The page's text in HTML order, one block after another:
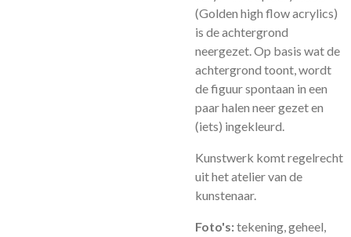
(Golden high flow acrylics)
is de achtergrond
neergezet. Op basis wat de
achtergrond toont, wordt
de figuur spontaan in een
paar halen neer gezet en
(iets) ingekleurd.
Kunstwerk komt regelrecht
uit het atelier van de
kunstenaar.
Foto's:tekening, geheel,